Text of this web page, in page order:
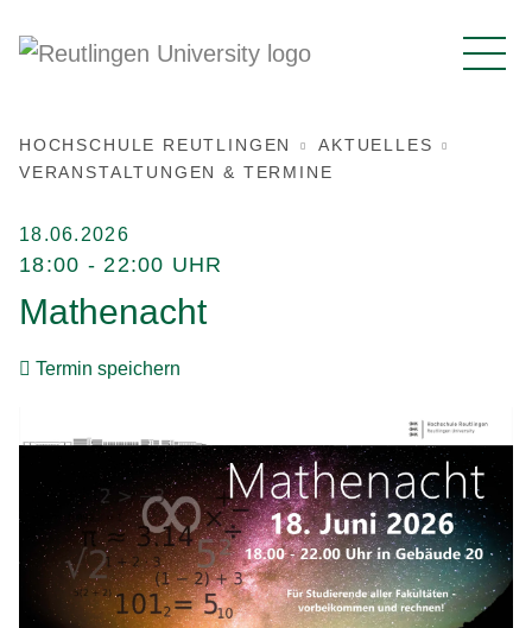
HOCHSCHULE REUTLINGEN
AKTUELLES
VERANSTALTUNGEN & TERMINE
18.06.2026
18:00 - 22:00 UHR
Mathenacht
Termin speichern